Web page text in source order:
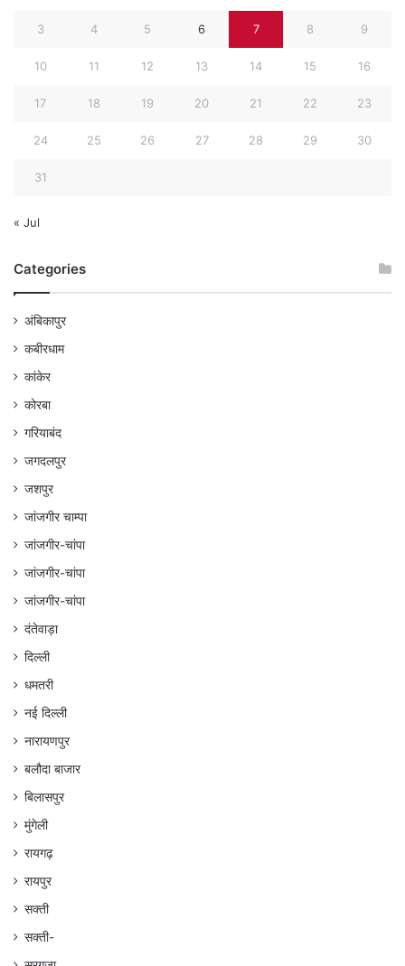
3 4 5 6 7 8 9
10 11 12 13 14 15 16
17 18 19 20 21 22 23
24 25 26 27 28 29 30
31
« Jul
Categories
अंबिकापुर
कबीरधाम
कांकेर
कोरबा
गरियाबंद
जगदलपुर
जशपुर
जांजगीर चाम्पा
जांजगीर-चांपा
जांजगीर-चांपा
जांजगीर-चांपा
दंतेवाड़ा
दिल्ली
धमतरी
नई दिल्ली
नारायणपुर
बलौदा बाजार
बिलासपुर
मुंगेली
रायगढ़
रायपुर
सक्ती
सक्ती-